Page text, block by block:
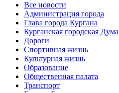
Все новости
Администрация города
Глава города Кургана
Курганская городская Дума
Дороги
Спортивная жизнь
Культурная жизнь
Образование
Общественная палата
Транспорт